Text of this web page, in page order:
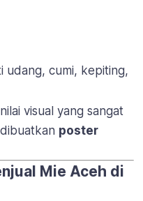
udang, cumi, kepiting,
visual yang sangat
poster
Mie Aceh di